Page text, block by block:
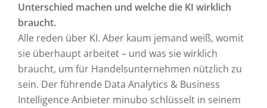
Unterschied machen und welche die KI wirklich
braucht.
Alle reden über KI. Aber kaum jemand weiß, womit
sie überhaupt arbeitet – und was sie wirklich
braucht, um für Handelsunternehmen nützlich zu
sein. Der führende Data Analytics & Business
Intelligence Anbieter minubo schlüsselt in seinem